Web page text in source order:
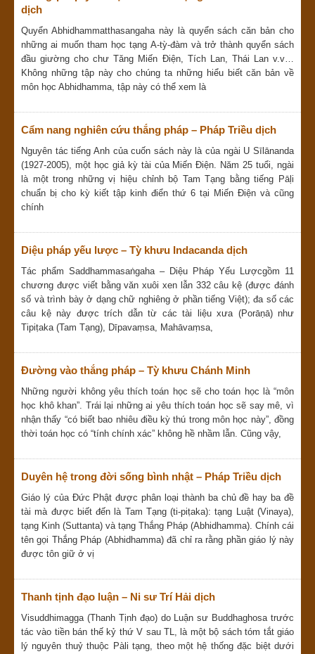
dịch
Quyển Abhidhammatthasangaha này là quyển sách căn bản cho
những ai muốn tham học tạng A-tỳ-đàm và trở thành quyển sách
đầu giường cho chư Tăng Miến Ðiện, Tích Lan, Thái Lan v.v…
Không những tập này cho chúng ta những hiểu biết căn bản về
môn học Abhidhamma, tập này có thể xem là
Cẩm nang nghiên cứu thắng pháp – Pháp Triều dịch
Nguyên tác tiếng Anh của cuốn sách này là của ngài U Sīlānanda
(1927-2005), một học giả kỳ tài của Miến Điện. Năm 25 tuổi, ngài
là một trong những vị hiệu chỉnh bộ Tam Tạng bằng tiếng Pāḷi
chuẩn bị cho kỳ kiết tập kinh điển thứ 6 tại Miến Điện và cũng
chính
Diệu pháp yếu lược – Tỳ khưu Indacanda dịch
Tác phẩm Saddhammasaṅgaha – Diệu Pháp Yếu Lượcgồm 11
chương được viết bằng văn xuôi xen lẫn 332 câu kệ (được đánh
số và trình bày ở dạng chữ nghiêng ở phần tiếng Việt); đa số các
câu kệ này được trích dẫn từ các tài liệu xưa (Porāṇā) như
Tipiṭaka (Tam Tạng), Dīpavaṃsa, Mahāvaṃsa,
Đường vào thắng pháp – Tỳ khưu Chánh Minh
Những người không yêu thích toán học sẽ cho toán học là “môn
học khô khan”. Trái lại những ai yêu thích toán học sẽ say mê, vì
nhận thấy “có biết bao nhiêu điều kỳ thú trong môn học này”, đồng
thời toán học có “tính chính xác” không hề nhầm lẫn. Cũng vậy,
Duyên hệ trong đời sống bình nhật – Pháp Triều dịch
Giáo lý của Đức Phật được phân loại thành ba chủ đề hay ba đề
tài mà được biết đến là Tam Tạng (ti-piṭaka): tạng Luật (Vinaya),
tạng Kinh (Suttanta) và tạng Thắng Pháp (Abhidhamma). Chính cái
tên gọi Thắng Pháp (Abhidhamma) đã chỉ ra rằng phần giáo lý này
được tôn giữ ở vị
Thanh tịnh đạo luận – Ni sư Trí Hải dịch
Visuddhimagga (Thanh Tịnh đạo) do Luận sư Buddhaghosa trước
tác vào tiền bán thế kỷ thứ V sau TL, là một bộ sách tóm tắt giáo
lý nguyên thuỷ thuộc Pàli tạng, theo một hệ thống đặc biệt dưới